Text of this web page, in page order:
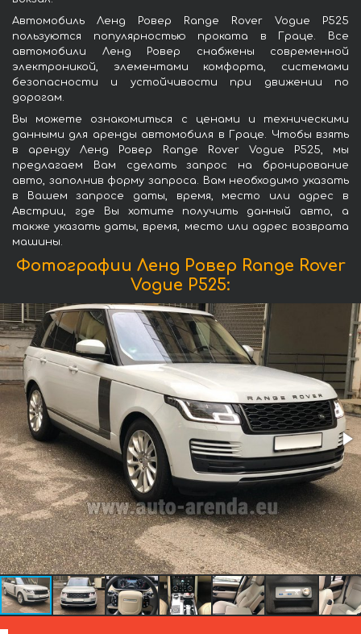
Автомобиль Ленд Ровер Range Rover Vogue P525
пользуются популярностью проката в Граце. Все
автомобили Ленд Ровер снабжены современной
электроникой, элементами комфорта, системами
безопасности и устойчивости при движении по
дорогам.
Вы можете ознакомиться с ценами и техническими
данными для аренды автомобиля в Граце. Чтобы взять
в аренду Ленд Ровер Range Rover Vogue P525, мы
предлагаем Вам сделать запрос на бронирование
авто, заполнив форму запроса. Вам необходимо указать
в Вашем запросе даты, время, место или адрес в
Австрии, где Вы хотите получить данный авто, а
также указать даты, время, место или адрес возврата
машины.
Фотографии Ленд Ровер Range Rover
Vogue P525: